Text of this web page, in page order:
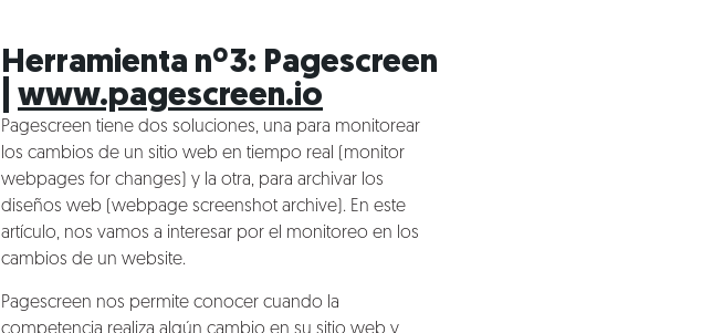
Herramienta nº3: Pagescreen
www.pagescreen.io
Pagescreen tiene dos soluciones, una para monitorear
los cambios de un sitio web en tiempo real (monitor
webpages for changes) y la otra, para archivar los
diseños web (webpage screenshot archive). En este
artículo, nos vamos a interesar por el monitoreo en los
cambios de un website.
Pagescreen nos permite conocer cuando la
competencia realiza algún cambio en su sitio web y